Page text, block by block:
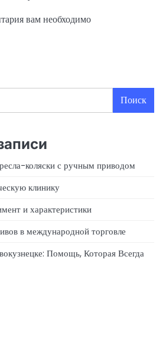
вам необходимо
Поиск
коляски с ручным приводом
клинику
и характеристики
в международной торговле
Помощь, Которая Всегда